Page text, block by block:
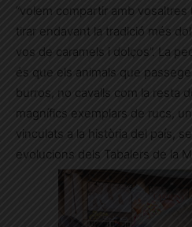
“volem compartir amb
tirar endavant la tradició més
vos de caramels i dolços”. La
és que els animals que
burros, no cavalls com la resta
magnífics exemplars de rucs,
vinculats a la història del país,
evolucions dels Tabalers de la